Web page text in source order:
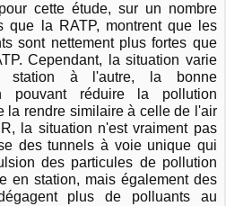
cette étude, sur un nombre
que la RATP, montrent que les
sont nettement plus fortes que
Cependant, la situation varie
station à l'autre, la bonne
pouvant réduire la pollution
la rendre similaire à celle de l'air
la situation n'est vraiment pas
destunnels à voie unique qui
des particules de pollution
en station, mais également des
plus de polluants au